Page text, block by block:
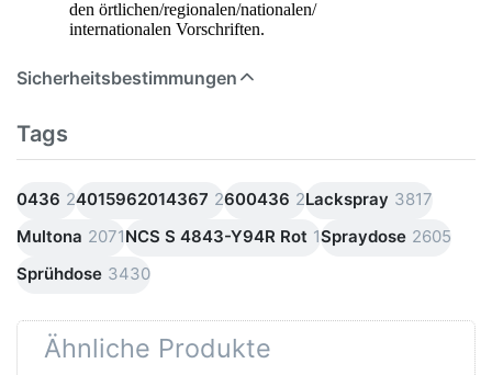
den örtlichen/regionalen/nationalen/
internationalen Vorschriften.
Sicherheitsbestimmungen
Tags
0436 24015962014367 2600436 2Lackspray 3817
Multona 2071NCS S 4843-Y94R Rot 1Spraydose 2605
Sprühdose 3430
Ähnliche Produkte